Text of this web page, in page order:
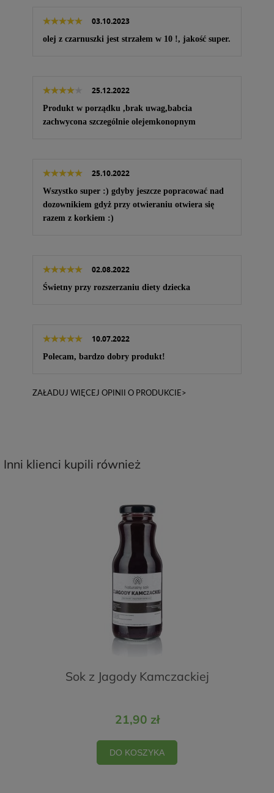
03.10.2023
olej z czarnuszki jest strzałem w 10 !, jakość super.
25.12.2022
Produkt w porządku ,brak uwag,babcia
zachwycona szczególnie olejemkonopnym
25.10.2022
Wszystko super :) gdyby jeszcze popracować nad
dozownikiem gdyż przy otwieraniu otwiera się
razem z korkiem :)
02.08.2022
Świetny przy rozszerzaniu diety dziecka
10.07.2022
Polecam, bardzo dobry produkt!
ZAŁADUJ WIĘCEJ OPINII O PRODUKCIE>
Inni klienci kupili również
Sok z Jagody Kamczackiej
21,90 zł
DO KOSZYKA